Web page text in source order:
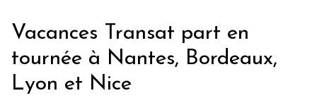
Vacances Transat part en
tournée à Nantes, Bordeaux,
Lyon et Nice